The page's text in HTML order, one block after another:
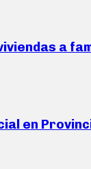
a
en